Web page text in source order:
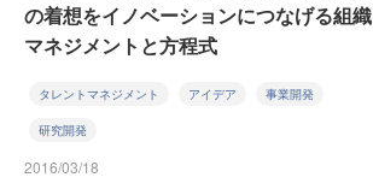
の着想をイノベーションにつなげる組織
マネジメントと方程式
タレントマネジメント アイデア 事業開発
研究開発
2016/03/18